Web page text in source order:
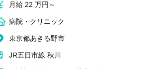
月給 22 万円～
病院・クリニック
東京都あきる野市
JR五日市線 秋川